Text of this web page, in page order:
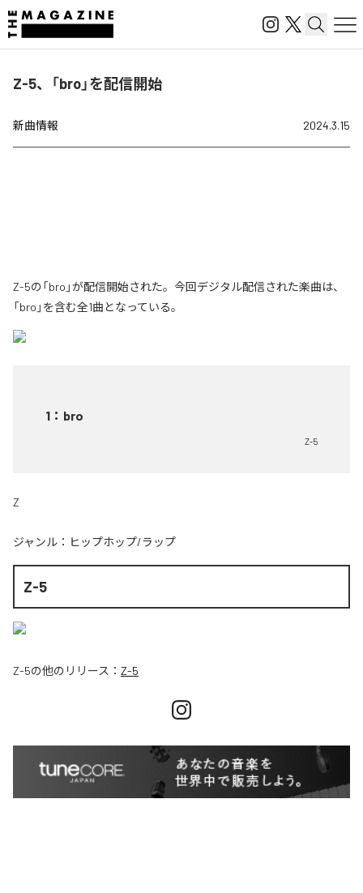
Z-5、「bro」を配信開始
新曲情報 2024.3.15
Z-5の「bro」が配信開始された。今回デジタル配信された楽曲は、
「bro」を含む全1曲となっている。
1 ： bro
Z-5
Z
ジャンル： ヒップホップ/ラップ
Z-5
Z-5の他のリリース： Z-5